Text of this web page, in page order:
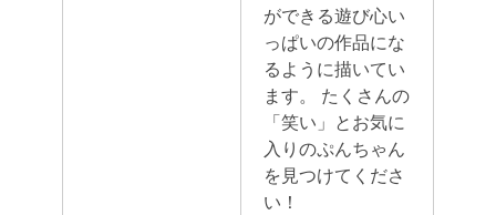
ができる遊び心い
っぱいの作品にな
るように描いてい
ます。 たくさんの
「笑い」とお気に
入りのぷんちゃん
を見つけてくださ
い！